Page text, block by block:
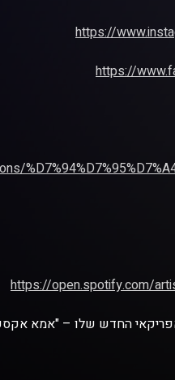
https://
https://
https://open.spotify.com/
החדש שלו – "אמא